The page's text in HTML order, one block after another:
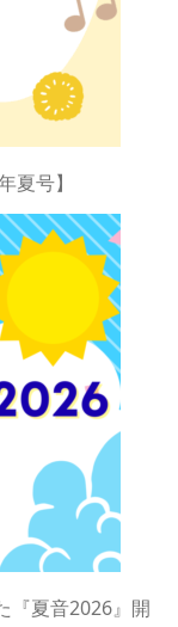
夏号】
『夏音2026』開